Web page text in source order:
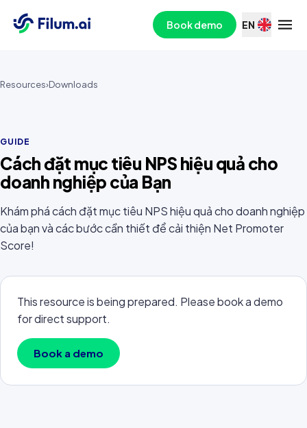
Book demo EN
Resources›Downloads
GUIDE
Cách đặt mục tiêu NPS hiệu quả cho
doanh nghiệp của Bạn
Khám phá cách đặt mục tiêu NPS hiệu quả cho doanh nghiệp
của bạn và các bước cần thiết để cải thiện Net Promoter
Score!
This resource is being prepared. Please book a demo
for direct support.
Book a demo